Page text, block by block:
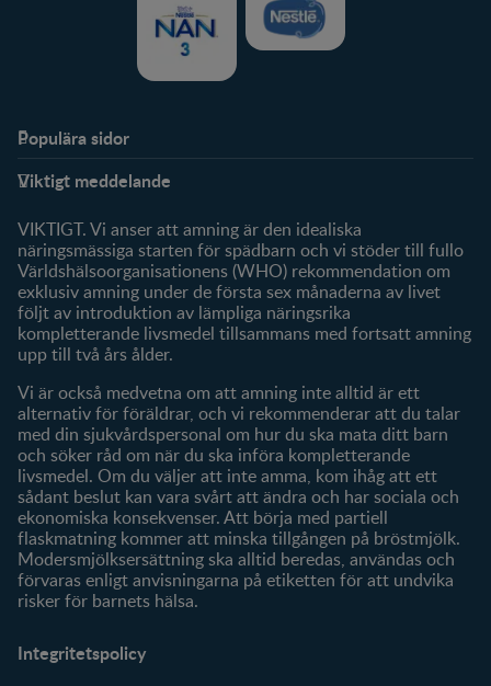
Populära sidor
FAQ
Om oss
Fråga våra experter
Klubbförmåner
Mitt konto
Produkter
Våra varumärken
Viktigt meddelande
VIKTIGT. Vi anser att amning är den idealiska
näringsmässiga starten för spädbarn och vi stöder till fullo
Världshälsoorganisationens (WHO) rekommendation om
exklusiv amning under de första sex månaderna av livet
följt av introduktion av lämpliga näringsrika
kompletterande livsmedel tillsammans med fortsatt amning
upp till två års ålder.
Vi är också medvetna om att amning inte alltid är ett
alternativ för föräldrar, och vi rekommenderar att du talar
med din sjukvårdspersonal om hur du ska mata ditt barn
och söker råd om när du ska införa kompletterande
livsmedel. Om du väljer att inte amma, kom ihåg att ett
sådant beslut kan vara svårt att ändra och har sociala och
ekonomiska konsekvenser. Att börja med partiell
flaskmatning kommer att minska tillgången på bröstmjölk.
Modersmjölksersättning ska alltid beredas, användas och
förvaras enligt anvisningarna på etiketten för att undvika
risker för barnets hälsa.
Integritetspolicy